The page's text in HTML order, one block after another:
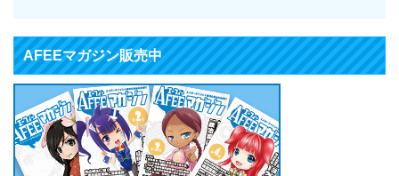
AFEEマガジン販売中